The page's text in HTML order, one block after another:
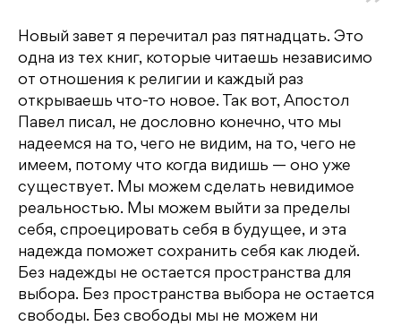
Новый завет я перечитал раз пятнадцать. Это
одна из тех книг, которые читаешь независимо
от отношения к религии и каждый раз
открываешь что-то новое. Так вот, Апостол
Павел писал, не дословно конечно, что мы
надеемся на то, чего не видим, на то, чего не
имеем, потому что когда видишь — оно уже
существует. Мы можем сделать невидимое
реальностью. Мы можем выйти за пределы
себя, спроецировать себя в будущее, и эта
надежда поможет сохранить себя как людей.
Без надежды не остается пространства для
выбора. Без пространства выбора не остается
свободы. Без свободы мы не можем ни